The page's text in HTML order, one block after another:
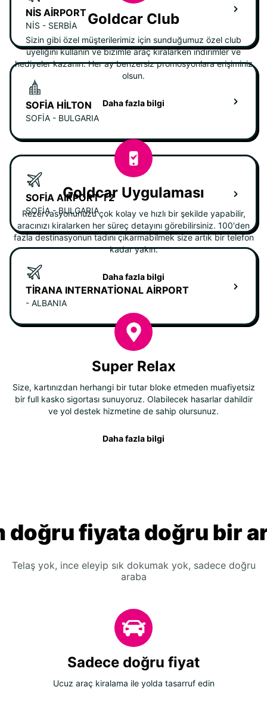
NIS AIRPORT
NIS - SERBIA
SOFIA HILTON
SOFIA - BULGARIA
SOFIA AIRPORT T2
SOFIA - BULGARIA
TIRANA INTERNATIONAL AIRPORT
- ALBANIA
Goldcar Club
Sizin gibi özel müşterilerimiz için sunduğumuz özel club
üyeliğini kullanın ve bizimle araç kiralarken indirimler ve
hediyeler kazanın. Her ay benzersiz promosyonlara erişiminiz
olsun.
Daha fazla bilgi
Goldcar Uygulaması
Rezervasyonunuzu çok kolay ve hızlı bir şekilde yapabilir,
aracınızı kiralarken her süreç detayını görebilirsiniz. 100'den
fazla destinasyonun tadını çıkarmabilmek size artık bir telefon
kadar yakın.
Daha fazla bilgi
Super Relax
Size, kartınızdan herhangi bir tutar bloke etmeden muafiyetsiz
bir full kasko sigortası sunuyoruz. Olabilecek hasarlar dahildir
ve yol destek hizmetine de sahip olursunuz.
Daha fazla bilgi
doğru fiyata doğru bir
Telaş yok, ince eleyip sık dokumak yok, sadece doğru
araba
Sadece doğru fiyat
Ucuz araç kiralama ile yolda tasarruf edin